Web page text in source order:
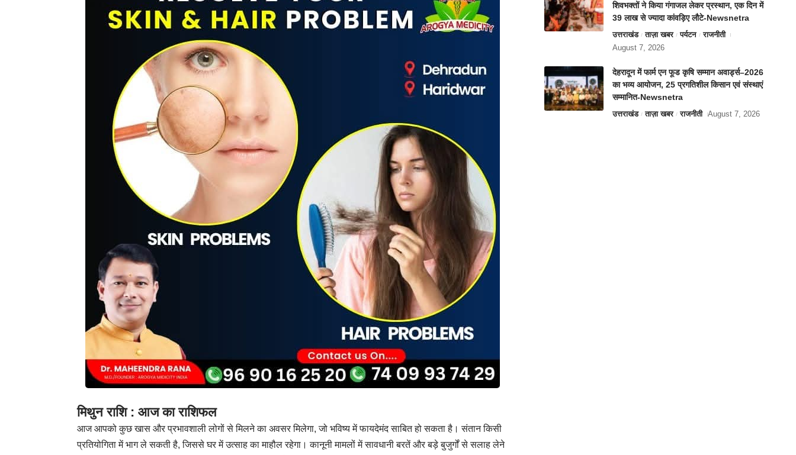
मिथुन राशि : आज का राशिफल
आज आपको कुछ खास और प्रभावशाली लोगों से मिलने का अवसर मिलेगा, जो भविष्य में फायदेमंद साबित हो सकता है। संतान किसी
प्रतियोगिता में भाग ले सकती है, जिससे घर में उत्साह का माहौल रहेगा। कानूनी मामलों में सावधानी बरतें और बड़े बुजुर्गों से सलाह लेने
शिवभक्तों ने किया गंगाजल लेकर प्रस्थान, एक दिन में
39 लाख से ज्यादा कांवड़िए लौटे-Newsnetra
उत्तराखंड ताज़ा खबर पर्यटन
राजनीती
August 7, 2026
देहरादून में फार्म एन फूड कृषि सम्मान अवार्ड्स–2026
का भव्य आयोजन, 25 प्रगतिशील किसान एवं संस्थाएं
सम्मानित-Newsnetra
उत्तराखंड ताज़ा खबर राजनीती August 7, 2026